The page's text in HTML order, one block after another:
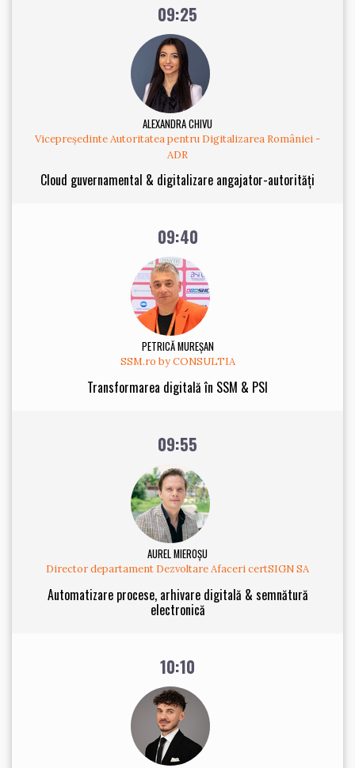
09:25
ALEXANDRA CHIVU
Vicepreședinte Autoritatea pentru Digitalizarea României -
ADR
Cloud guvernamental & digitalizare angajator-autorități
09:40
PETRICĂ MUREȘAN
SSM.ro by CONSULTIA
Transformarea digitală în SSM & PSI
09:55
AUREL MIEROȘU
Director departament Dezvoltare Afaceri certSIGN SA
Automatizare procese, arhivare digitală & semnătură
electronică
10:10